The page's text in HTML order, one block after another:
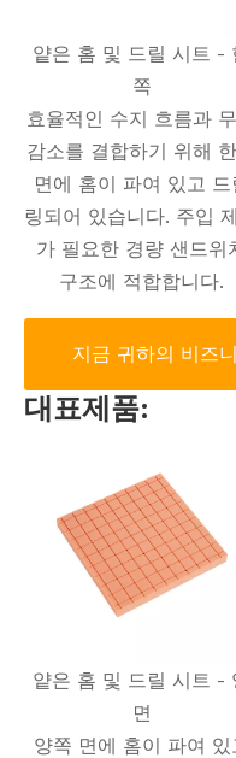
얕은 홈 및 드릴 시트 -
쪽
효율적인 수지 흐름과
감소를 결합하기 위해
면에 홈이 파여 있고 드
링되어 있습니다. 주입
가 필요한 경량 샌드위
구조에 적합합니다.
지금 귀하의 비즈
대표제품:
얕은 홈 및 드릴 시트 -
면
양쪽 면에 홈이 파여 있